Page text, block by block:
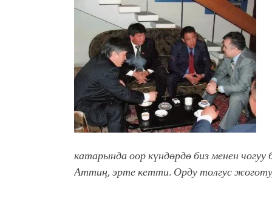
катарында оор күндөрдө биз менен чогуу
Аттиң, эрте кетти. Орду толгус